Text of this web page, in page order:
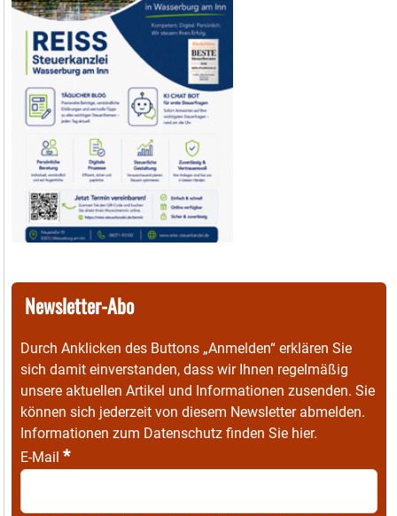
Newsletter-Abo
Durch Anklicken des Buttons „Anmelden“ erklären Sie
sich damit einverstanden, dass wir Ihnen regelmäßig
unsere aktuellen Artikel und Informationen zusenden. Sie
können sich jederzeit von diesem Newsletter abmelden.
Informationen zum Datenschutz finden Sie hier.
E-Mail *